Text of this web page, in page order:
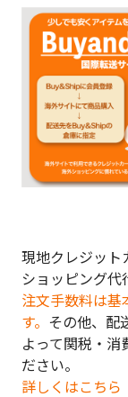
現地クレジット
ショッピング代
注文手数料は基
す。 その他、配
よって関税・消
ださい。
詳しくはこちら